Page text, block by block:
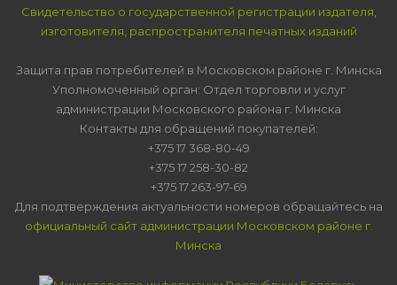
Свидетельство о государственной регистрации издателя,
изготовителя, распространителя печатных изданий
Защита прав потребителей в Московском районе г. Минска
Уполномоченный орган: Отдел торговли и услуг
администрации Московского района г. Минска
Контакты для обращений покупателей:
+375 17 368-80-49
+375 17 258-30-82
+375 17 263-97-69
Для подтверждения актуальности номеров обращайтесь на
официальный сайт администрации Московском районе г.
Минска